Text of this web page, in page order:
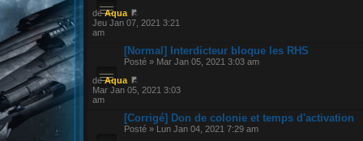
deAqua
Jeu Jan 07, 2021 3:21
am
[Normal] Interdicteur bloque les RHS
Posté » Mar Jan 05, 2021 3:03 am
deAqua
Mar Jan 05, 2021 3:03
am
[Corrigé] Don de colonie et temps d'activation
Posté » Lun Jan 04, 2021 7:29 am